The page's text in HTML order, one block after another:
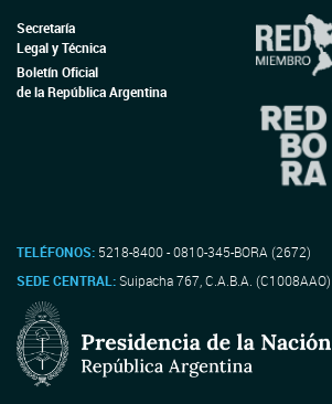
Secretaría
Legal y Técnica
Boletín Oficial
de la República Argentina
TELÉFONOS: 5218-8400 - 0810-345-BORA (2672)
SEDE CENTRAL:Suipacha 767, C.A.B.A. (C1008AAO)